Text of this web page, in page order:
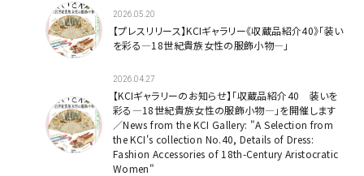
2026.05.20
【プレスリリース】KCIギャラリー《収蔵品紹介40》「装い
を彩る—18世紀貴族女性の服飾小物—」
2026.04.27
【KCIギャラリーのお知らせ】「収蔵品紹介40 装いを
彩る—18世紀貴族女性の服飾小物—」を開催します
／News from the KCI Gallery: "A Selection from
the KCI's collection No.40, Details of Dress:
Fashion Accessories of 18th-Century Aristocratic
Women"